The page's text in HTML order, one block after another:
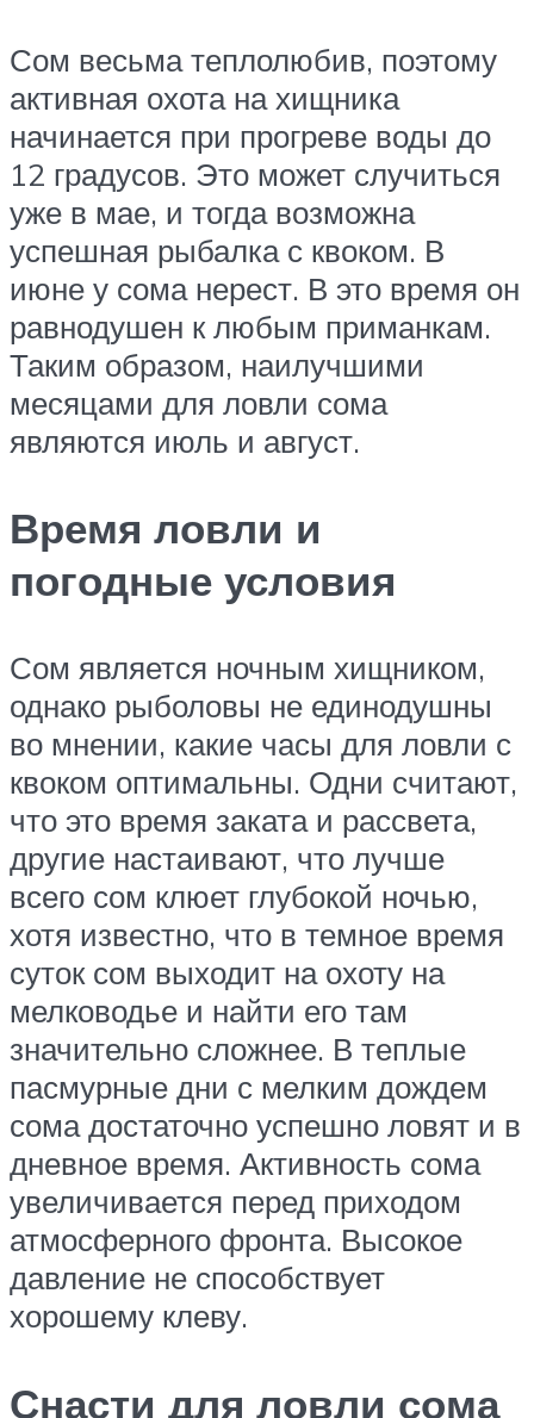
Сом весьма теплолюбив, поэтому
активная охота на хищника
начинается при прогреве воды до
12 градусов. Это может случиться
уже в мае, и тогда возможна
успешная рыбалка с квоком. В
июне у сома нерест. В это время он
равнодушен к любым приманкам.
Таким образом, наилучшими
месяцами для ловли сома
являются июль и август.
Время ловли и
погодные условия
Сом является ночным хищником,
однако рыболовы не единодушны
во мнении, какие часы для ловли с
квоком оптимальны. Одни считают,
что это время заката и рассвета,
другие настаивают, что лучше
всего сом клюет глубокой ночью,
хотя известно, что в темное время
суток сом выходит на охоту на
мелководье и найти его там
значительно сложнее. В теплые
пасмурные дни с мелким дождем
сома достаточно успешно ловят и в
дневное время. Активность сома
увеличивается перед приходом
атмосферного фронта. Высокое
давление не способствует
хорошему клеву.
Снасти для ловли сома